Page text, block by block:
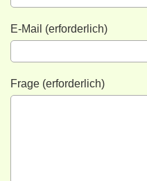
E-Mail (erforderlich)
Frage (erforderlich)